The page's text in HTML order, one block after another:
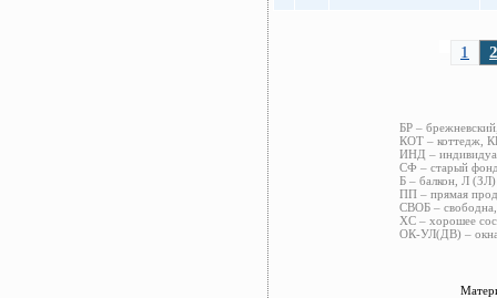
1 2
БР –
КОТ – коттедж,
ИНД –
СФ – старый
Б – балкон, Л
ПП – прямая
СВОБ –
ХС – хорошее
ОК-УЛ(ДВ) –